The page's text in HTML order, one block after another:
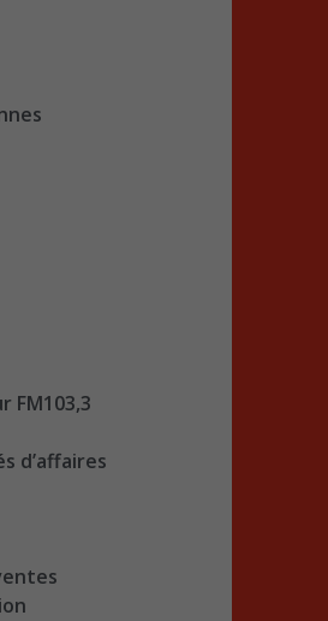
FM103,3
d’affaires